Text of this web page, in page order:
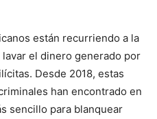
están recurriendo a la
lavar el dinero generado por
Desde 2018, estas
han encontrado en
sencillo para blanquear